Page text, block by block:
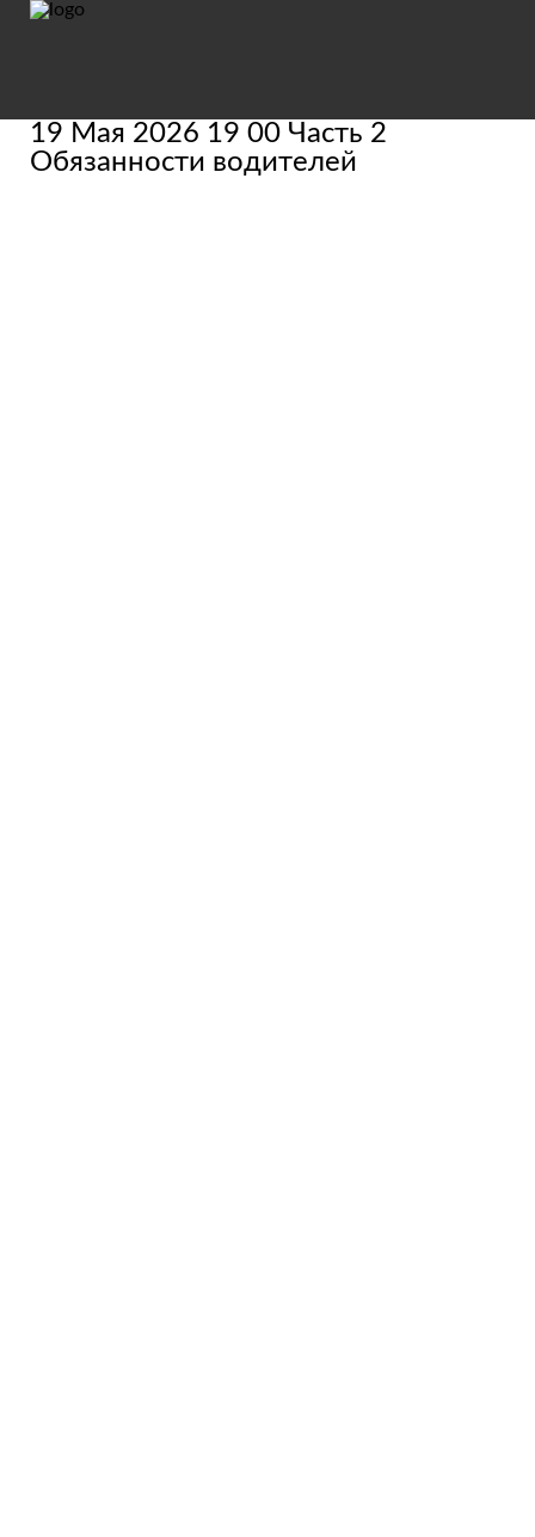
19 Мая 2026 19 00 Часть 2
Обязанности водителей